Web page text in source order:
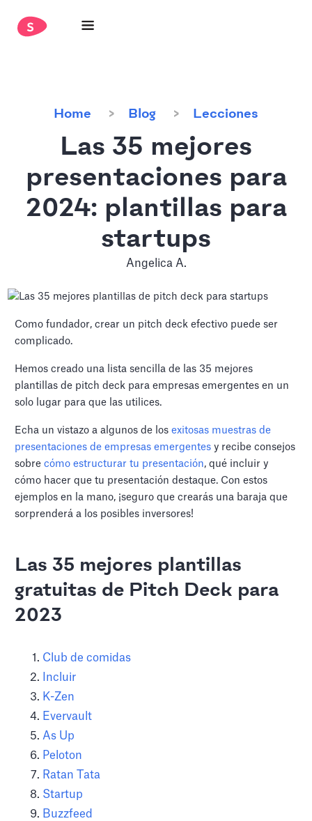
Home Blog Lecciones
Las 35 mejores
presentaciones para
2024: plantillas para
startups
Angelica A.
Como fundador, crear un pitch deck efectivo puede ser
complicado.
Hemos creado una lista sencilla de las 35 mejores
plantillas de pitch deck para empresas emergentes en un
solo lugar para que las utilices.
Echa un vistazo a algunos de losexitosas muestras de
presentaciones de empresas emergentes y recibe consejos
sobrecómo estructurar tu presentación, qué incluir y
cómo hacer que tu presentación destaque. Con estos
ejemplos en la mano, ¡seguro que crearás una baraja que
sorprenderá a los posibles inversores!
Las 35 mejores plantillas
gratuitas de Pitch Deck para
2023
Club de comidas
Incluir
K-Zen
Evervault
As Up
Peloton
Ratan Tata
Startup
Buzzfeed